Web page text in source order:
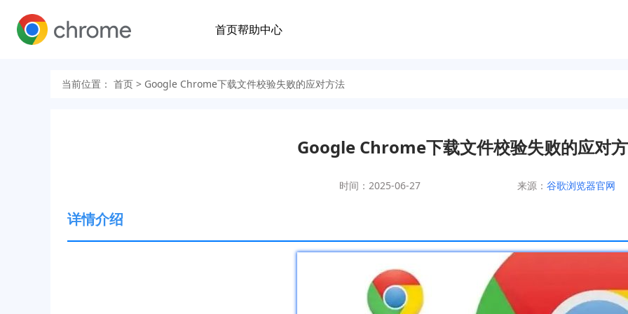
首页帮助中心
当前位置： 首页 > Google Chrome下载文件校验失败的应对方法
Google Chrome下载文件校验失败的应对
时间：2025-06-27 来源： 谷歌浏览器官网
详情介绍